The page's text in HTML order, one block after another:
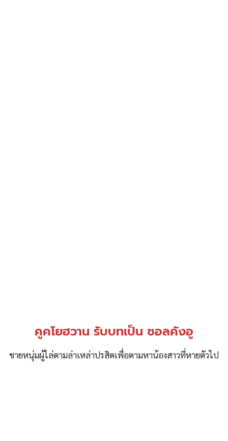
คูคโยฮวาน รับบทเป็น ซอลคังอู
ชายหนุ่มผู้ไล่ตามล่าเหล่าปรสิตเพื่อตามหาน้องสาวที่หายตัวไป